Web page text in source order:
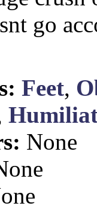
go
Feet,
None